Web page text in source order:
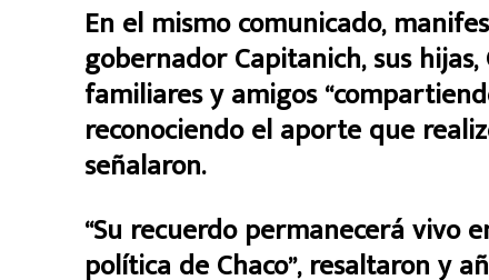
En el mismo comunicado,
gobernador Capitanich, sus
familiares y amigos
reconociendo el aporte que
señalaron.
“Su recuerdo permanecerá vivo
política de Chaco”, resaltaron y